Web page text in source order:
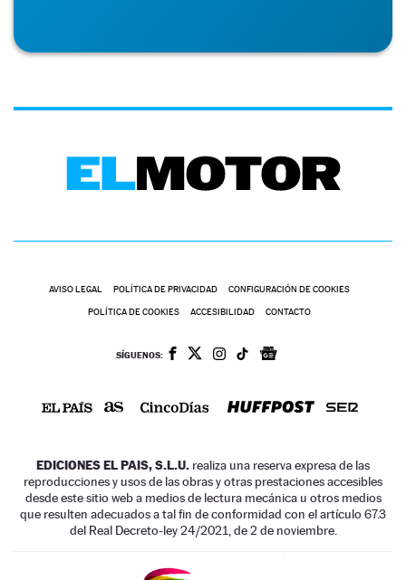
AVISO LEGAL POLÍTICA DE PRIVACIDAD CONFIGURACIÓN DE COOKIES
POLÍTICA DE COOKIES ACCESIBILIDAD CONTACTO
SÍGUENOS:
EDICIONES EL PAIS, S.L.U. realiza una reserva expresa de las
reproducciones y usos de las obras y otras prestaciones accesibles
desde este sitio web a medios de lectura mecánica u otros medios
que resulten adecuados a tal fin de conformidad con el artículo 67.3
del Real Decreto-ley 24/2021, de 2 de noviembre.